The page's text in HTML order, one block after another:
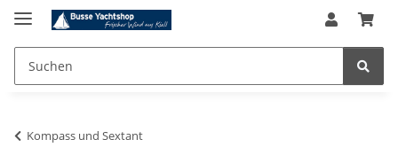
Kompass und Sextant